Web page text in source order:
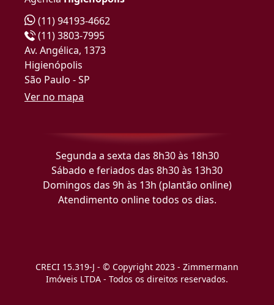
(11) 94193-4662
(11) 3803-7995
Av. Angélica, 1373
Higienópolis
São Paulo - SP
Ver no mapa
Segunda a sexta das 8h30 às 18h30
Sábado e feriados das 8h30 às 13h30
Domingos das 9h às 13h (plantão online)
Atendimento online todos os dias.
CRECI 15.319-J - © Copyright 2023 - Zimmermann
Imóveis LTDA - Todos os direitos reservados.